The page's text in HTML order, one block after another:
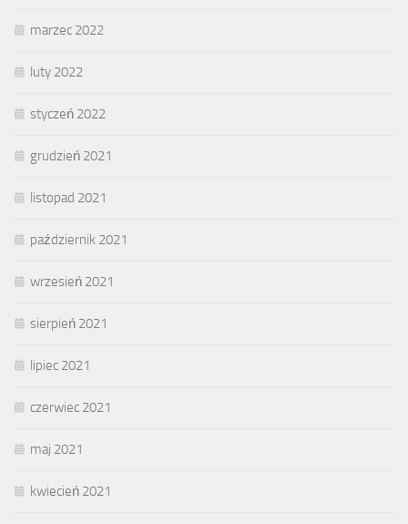
marzec 2022
luty 2022
styczeń 2022
grudzień 2021
listopad 2021
październik 2021
wrzesień 2021
sierpień 2021
lipiec 2021
czerwiec 2021
maj 2021
kwiecień 2021